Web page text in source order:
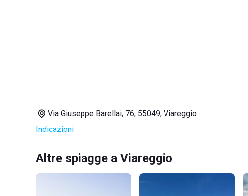
Via Giuseppe Barellai, 76, 55049, Viareggio
Indicazioni
Altre spiagge a Viareggio